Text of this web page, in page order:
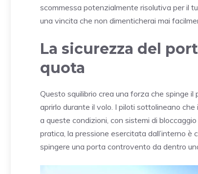
scommessa potenzialmente risolutiva per il
una vincita che non dimenticherai mai
La sicurezza del
quota
Questo squilibrio crea una forza che spinge
aprirlo durante il volo. I piloti sottolineano
a queste condizioni, con sistemi di
pratica, la pressione esercitata dall’interno
spingere una porta controvento da dentro